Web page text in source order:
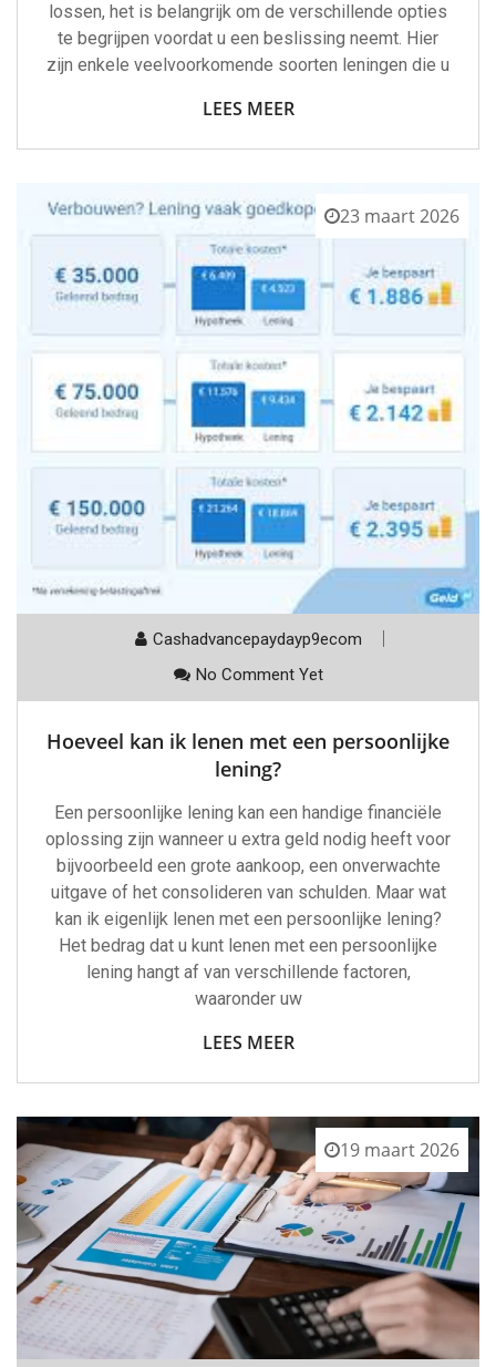
lossen, het is belangrijk om de verschillende opties
te begrijpen voordat u een beslissing neemt. Hier
zijn enkele veelvoorkomende soorten leningen die u
LEES MEER
23 maart 2026
Cashadvancepaydayp9ecom
No Comment Yet
Hoeveel kan ik lenen met een persoonlijke
lening?
Een persoonlijke lening kan een handige financiële
oplossing zijn wanneer u extra geld nodig heeft voor
bijvoorbeeld een grote aankoop, een onverwachte
uitgave of het consolideren van schulden. Maar wat
kan ik eigenlijk lenen met een persoonlijke lening?
Het bedrag dat u kunt lenen met een persoonlijke
lening hangt af van verschillende factoren,
waaronder uw
LEES MEER
19 maart 2026